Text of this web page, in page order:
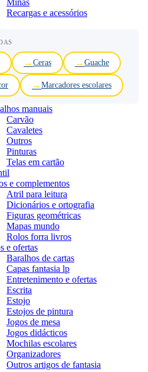
Minas
Recargas e acessórios
Ceras Guache
Marcadores escolares
manuais
Carvão
Cavaletes
Outros
Pinturas
Telas em cartão
e complementos
Atril para leitura
Dicionários e ortografia
Figuras geométricas
Mapas mundo
Rolos forra livros
e ofertas
Baralhos de cartas
Capas fantasia lp
Entretenimento e ofertas
Escrita
Estojo
Estojos de pintura
Jogos de mesa
Jogos didácticos
Mochilas escolares
Organizadores
Outros artigos de fantasia